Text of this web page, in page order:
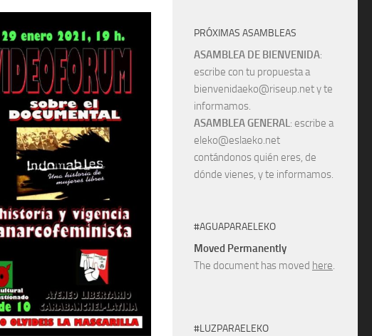
PRÓXIMAS ASAMBLEAS
ASAMBLEA DE BIENVENIDA:
escribe con tu propuesta a
bienvenidaeko@riseup.net y te
informamos.
ASAMBLEA GENERAL: escribe a
eleko@eslaeko.net
contándonos quién eres, de
dónde vienes, y te informamos.
#AGUAPARAELEKO
Moved Permanently
The document has moved here.
#LUZPARAELEKO